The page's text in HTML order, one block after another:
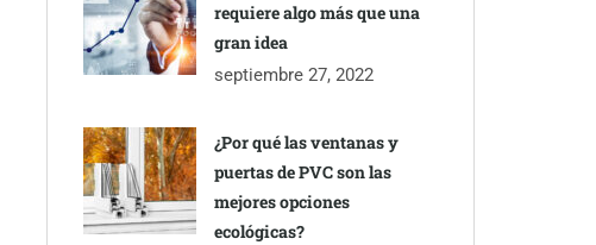
requiere algo más que una
gran idea
septiembre 27, 2022
¿Por qué las ventanas y
puertas de PVC son las
mejores opciones
ecológicas?